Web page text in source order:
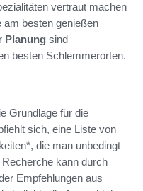
vertraut machen
am besten genießen
Planung sind
besten Schlemmerorten.
Grundlage für die
sich, eine Liste von
die man unbedingt
kann durch
Empfehlungen aus